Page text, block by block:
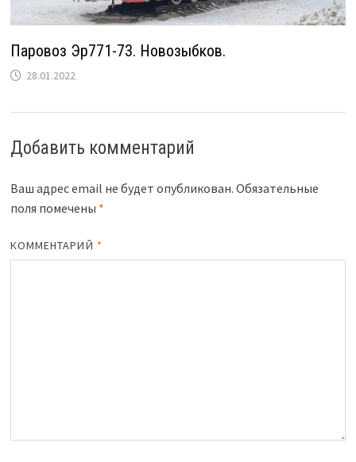
Паровоз Эр771-73. Новозыбков.
28.01.2022
Добавить комментарий
Ваш адрес email не будет опубликован. Обязательные
поля помечены *
КОММЕНТАРИЙ *